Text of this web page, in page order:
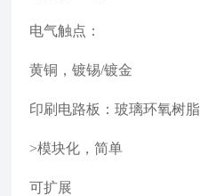
电气触点：
黄铜，镀锡/镀金
印刷电路板：玻璃环氧树脂
>模块化，简单
可扩展